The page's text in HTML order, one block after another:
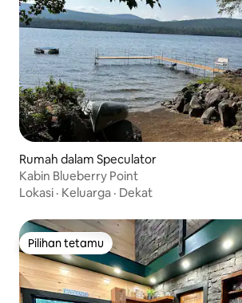
Rumah dalam Speculator
Kabin Blueberry Point
Lokasi · Keluarga · Dekat
Pilihan tetamu
Pilihan tetamu